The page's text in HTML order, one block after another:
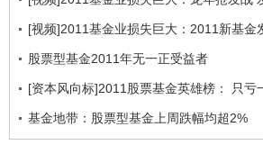
[视频]2011基金业损失巨大：2011新基金
股票型基金2011年无一正受益者
[资本风向标]2011股票基金英雄榜： 只亏
基金地带：股票型基金上周跌幅均超2%